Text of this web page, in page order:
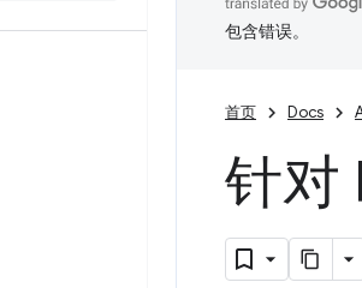
包含错误。
首页 Docs
针对